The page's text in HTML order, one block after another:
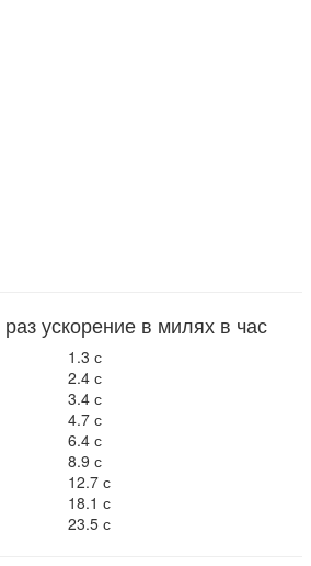
ускорение в милях в час
1.3 с
2.4 с
3.4 с
4.7 с
6.4 с
8.9 с
12.7 с
18.1 с
23.5 с